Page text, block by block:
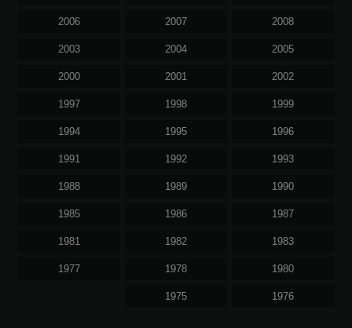
2008
2007
2006
2005
2004
2003
2002
2001
2000
1999
1998
1997
1996
1995
1994
1993
1992
1991
1990
1989
1988
1987
1986
1985
1983
1982
1981
1980
1978
1977
1976
1975